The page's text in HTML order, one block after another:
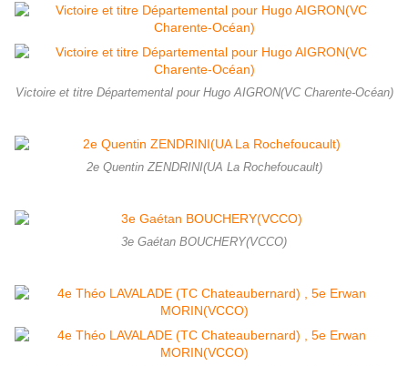
Victoire et titre Départemental pour Hugo AIGRON(VC Charente-Océan)
2e Quentin ZENDRINI(UA La Rochefoucault)
3e Gaétan BOUCHERY(VCCO)